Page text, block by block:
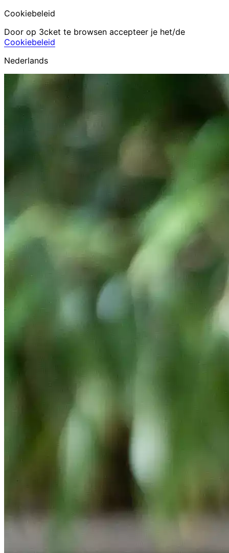
Cookiebeleid
Door op 3cket te browsen accepteer je het/de
Cookiebeleid
Nederlands